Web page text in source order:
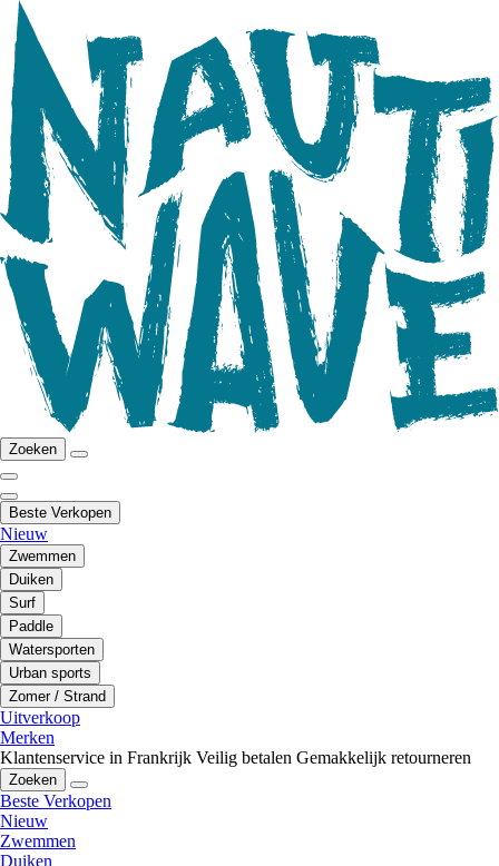
Zoeken
Beste Verkopen
Nieuw
Zwemmen
Duiken
Surf
Paddle
Watersporten
Urban sports
Zomer / Strand
Uitverkoop
Merken
Klantenservice in Frankrijk Veilig betalen Gemakkelijk retourneren
Zoeken
Beste Verkopen
Nieuw
Zwemmen
Duiken